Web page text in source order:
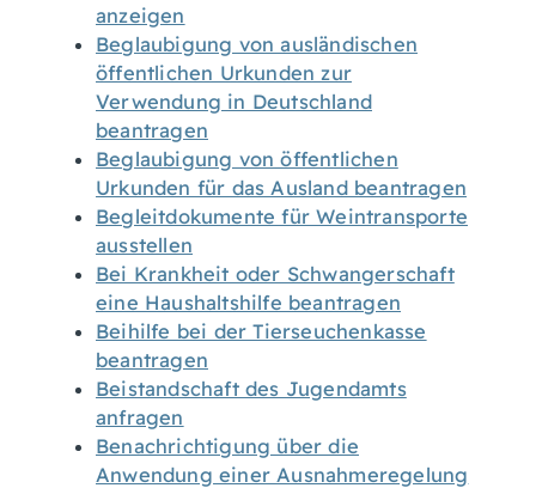
anzeigen
Beglaubigung von ausländischen
öffentlichen Urkunden zur
Verwendung in Deutschland
beantragen
Beglaubigung von öffentlichen
Urkunden für das Ausland beantragen
Begleitdokumente für Weintransporte
ausstellen
Bei Krankheit oder Schwangerschaft
eine Haushaltshilfe beantragen
Beihilfe bei der Tierseuchenkasse
beantragen
Beistandschaft des Jugendamts
anfragen
Benachrichtigung über die
Anwendung einer Ausnahmeregelung